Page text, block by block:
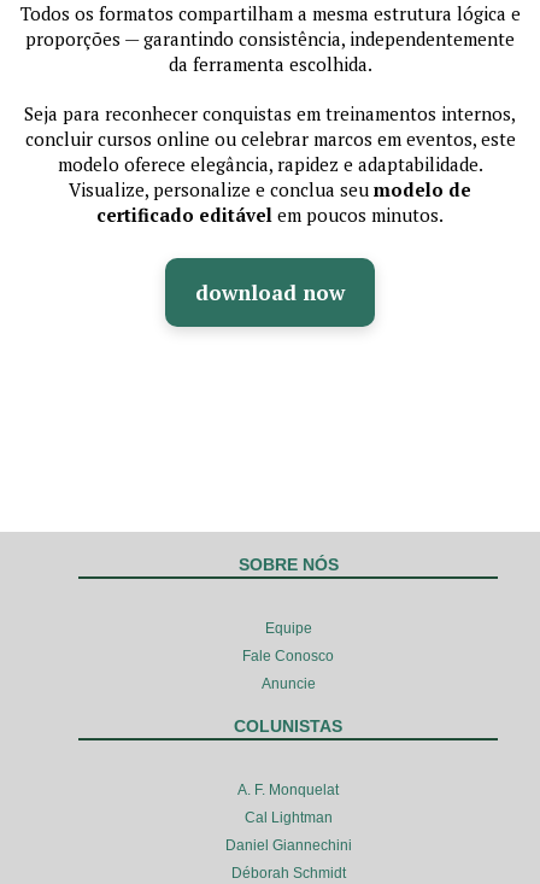
Todos os formatos compartilham a mesma estrutura lógica e
proporções — garantindo consistência, independentemente
da ferramenta escolhida.
Seja para reconhecer conquistas em treinamentos internos,
concluir cursos online ou celebrar marcos em eventos, este
modelo oferece elegância, rapidez e adaptabilidade.
Visualize, personalize e conclua seu modelo de
certificado editável em poucos minutos.
download now
SOBRE NÓS
Equipe
Fale Conosco
Anuncie
COLUNISTAS
A. F. Monquelat
Cal Lightman
Daniel Giannechini
Déborah Schmidt